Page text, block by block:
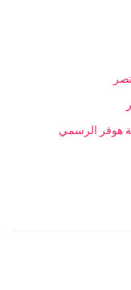
هوفر الرسمي